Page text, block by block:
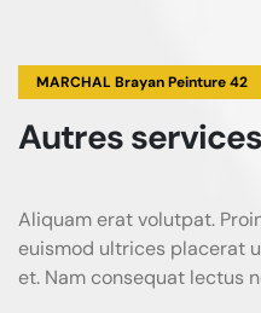
MARCHAL Brayan Peinture 42
Autres services
Aliquam erat volutpat.
euismod ultrices placerat
et. Nam consequat lectus